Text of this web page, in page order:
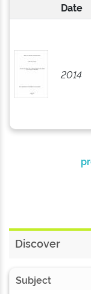
Date
2014
Discover
Subject